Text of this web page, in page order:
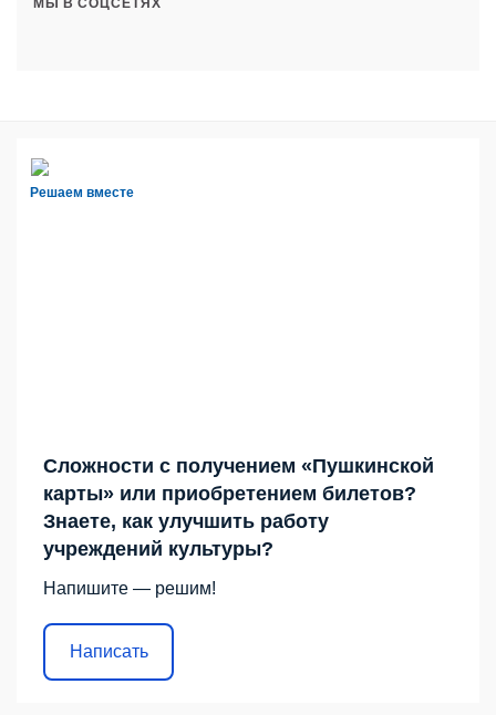
Решаем вместе
Сложности с получением «Пушкинской
карты» или приобретением билетов?
Знаете, как улучшить работу
учреждений культуры?
Напишите — решим!
Написать